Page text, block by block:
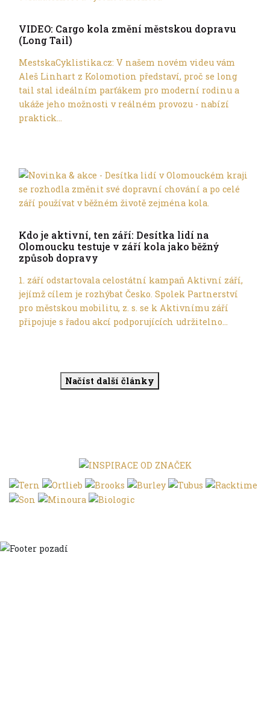
VIDEO: Cargo kola změní městskou dopravu
(Long Tail)
MestskaCyklistika.cz: V našem novém videu vám
Aleš Linhart z Kolomotion představí, proč se long
tail stal ideálním parťákem pro moderní rodinu a
ukáže jeho možnosti v reálném provozu - nabízí
praktick...
Kdo je aktivní, ten září: Desítka lidí na
Olomoucku testuje v září kola jako běžný
způsob dopravy
1. září odstartovala celostátní kampaň Aktivní září,
jejímž cílem je rozhýbat Česko. Spolek Partnerství
pro městskou mobilitu, z. s. se k Aktivnímu září
připojuje s řadou akcí podporujících udržitelno...
Načíst další články